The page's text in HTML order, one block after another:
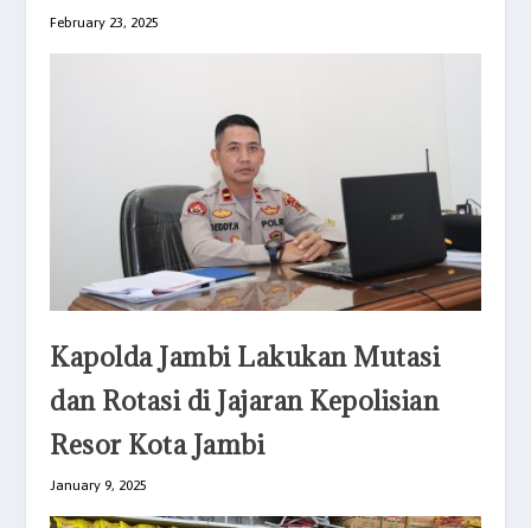
February 23, 2025
Kapolda Jambi Lakukan Mutasi
dan Rotasi di Jajaran Kepolisian
Resor Kota Jambi
January 9, 2025